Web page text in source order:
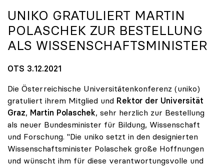
UNIKO GRATULIERT MARTIN
POLASCHEK ZUR BESTELLUNG
ALS WISSENSCHAFTSMINISTER
OTS 3.12.2021
Die Österreichische Universitätenkonferenz (uniko)
gratuliert ihrem Mitglied und Rektor der Universität
Graz, Martin Polaschek, sehr herzlich zur Bestellung
als neuer Bundesminister für Bildung, Wissenschaft
und Forschung. "Die uniko setzt in den designierten
Wissenschaftsminister Polaschek große Hoffnungen
und wünscht ihm für diese verantwortungsvolle und